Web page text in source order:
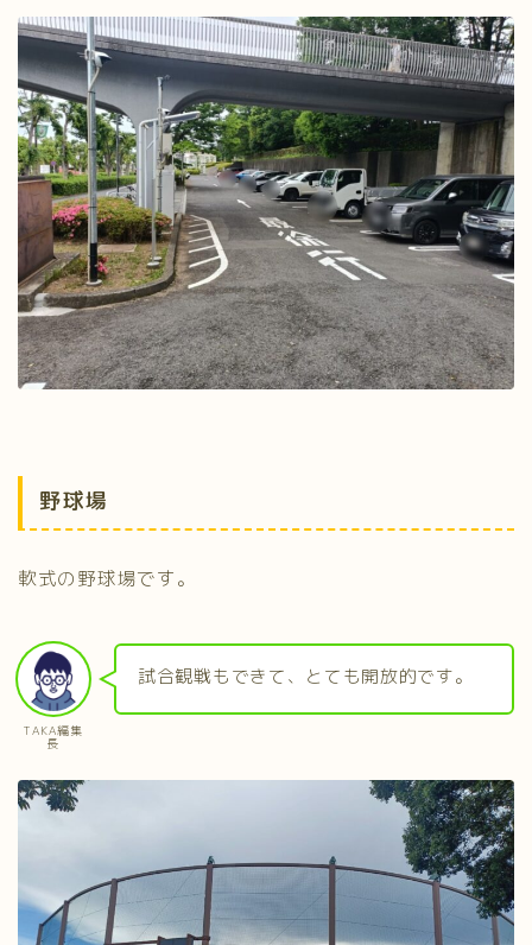
野球場
軟式の野球場です。
TAKA編集
長
試合観戦もできて、とても開放的です。